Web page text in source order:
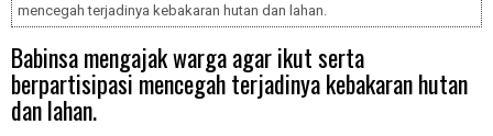
mencegah terjadinya kebakaran hutan dan lahan.
Babinsa mengajak warga agar ikut serta
berpartisipasi mencegah terjadinya kebakaran hutan
dan lahan.